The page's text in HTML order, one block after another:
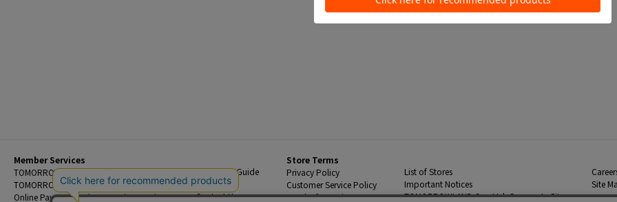
Member Services
TOMORROWLAND Members
TOMORROWLAND App
Online Payment and Reservation Services
Beginner's Guide
FAQ
Contact Us
Store Terms
Privacy Policy
Customer Service Policy
Legal Information
List of Stores
Important Notices
TOMORROWLAND Co., Ltd. Corporate Site
Site